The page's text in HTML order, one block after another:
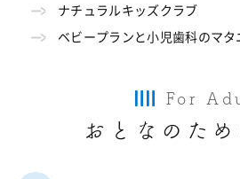
ナチュラルキッズクラブ
ベビープランと小児歯科のマタ
For
おとなのため